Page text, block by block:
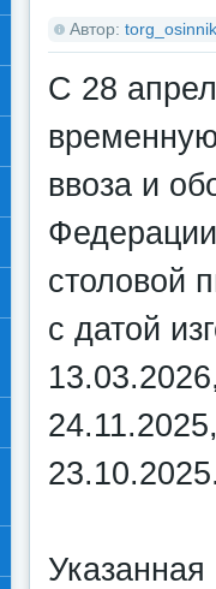
Автор:
С 28
ввоза и
столовой
с датой
Указанная